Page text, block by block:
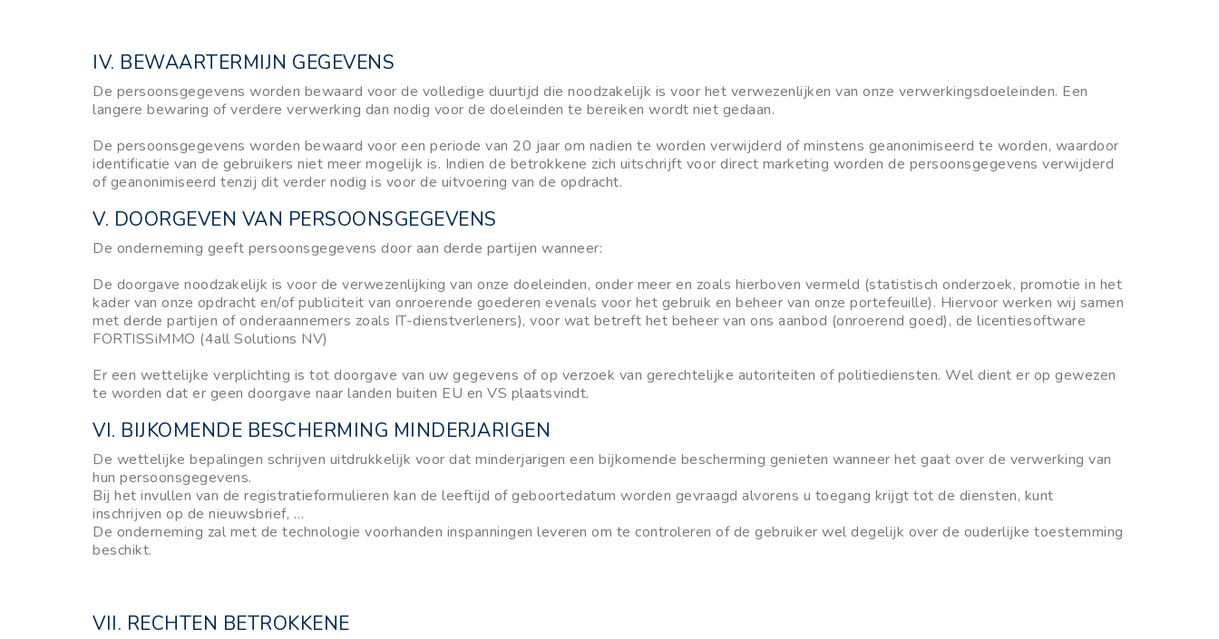
IV. BEWAARTERMIJN GEGEVENS
De persoonsgegevens worden bewaard voor de volledige duurtijd die noodzakelijk is voor het verwezenlijken van onze verwerkingsdoeleinden. Een
langere bewaring of verdere verwerking dan nodig voor de doeleinden te bereiken wordt niet gedaan.
De persoonsgegevens worden bewaard voor een periode van 20 jaar om nadien te worden verwijderd of minstens geanonimiseerd te worden, waardoor
identificatie van de gebruikers niet meer mogelijk is. Indien de betrokkene zich uitschrijft voor direct marketing worden de persoonsgegevens verwijderd
of geanonimiseerd tenzij dit verder nodig is voor de uitvoering van de opdracht.
V. DOORGEVEN VAN PERSOONSGEGEVENS
De onderneming geeft persoonsgegevens door aan derde partijen wanneer:
De doorgave noodzakelijk is voor de verwezenlijking van onze doeleinden, onder meer en zoals hierboven vermeld (statistisch onderzoek, promotie in het
kader van onze opdracht en/of publiciteit van onroerende goederen evenals voor het gebruik en beheer van onze portefeuille). Hiervoor werken wij samen
met derde partijen of onderaannemers zoals IT-dienstverleners), voor wat betreft het beheer van ons aanbod (onroerend goed), de licentiesoftware
FORTISSiMMO (4all Solutions NV)
Er een wettelijke verplichting is tot doorgave van uw gegevens of op verzoek van gerechtelijke autoriteiten of politiediensten. Wel dient er op gewezen
te worden dat er geen doorgave naar landen buiten EU en VS plaatsvindt.
VI. BIJKOMENDE BESCHERMING MINDERJARIGEN
De wettelijke bepalingen schrijven uitdrukkelijk voor dat minderjarigen een bijkomende bescherming genieten wanneer het gaat over de verwerking van
hun persoonsgegevens.
Bij het invullen van de registratieformulieren kan de leeftijd of geboortedatum worden gevraagd alvorens u toegang krijgt tot de diensten, kunt
inschrijven op de nieuwsbrief, …
De onderneming zal met de technologie voorhanden inspanningen leveren om te controleren of de gebruiker wel degelijk over de ouderlijke toestemming
beschikt.
VII. RECHTEN BETROKKENE